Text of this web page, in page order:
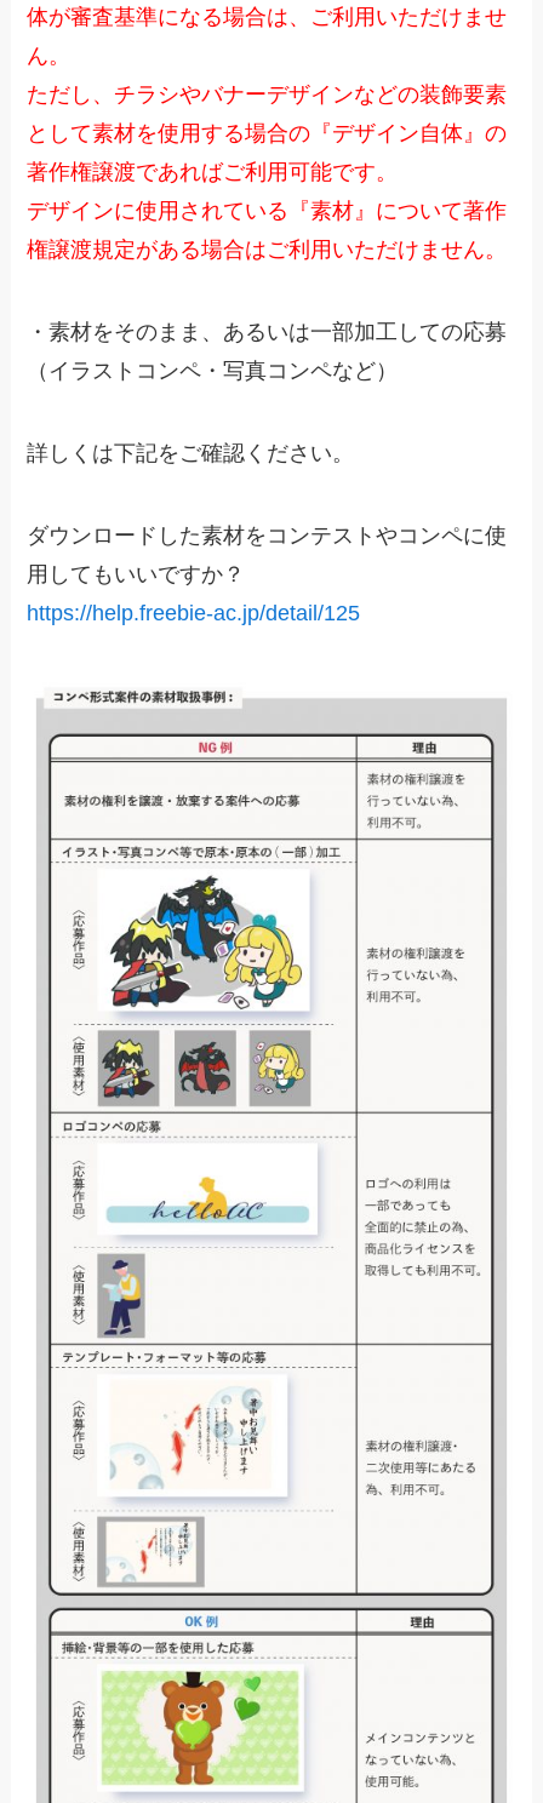
体が審査基準になる場合は、ご利用いただけませ
ん。
ただし、チラシやバナーデザインなどの装飾要素
として素材を使用する場合の『デザイン自体』の
著作権譲渡であればご利用可能です。
デザインに使用されている『素材』について著作
権譲渡規定がある場合はご利用いただけません。
・素材をそのまま、あるいは一部加工しての応募
（イラストコンペ・写真コンペなど）
詳しくは下記をご確認ください。
ダウンロードした素材をコンテストやコンペに使
用してもいいですか？
https://help.freebie-ac.jp/detail/125